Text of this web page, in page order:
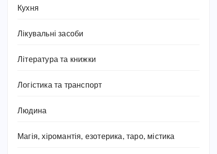
Кухня
Лікувальні засоби
Література та книжки
Логістика та транспорт
Людина
Магія, хіромантія, езотерика, таро, містика